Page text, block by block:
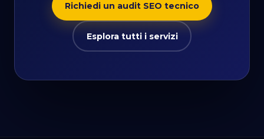
Richiedi un audit SEO tecnico
Esplora tutti i servizi